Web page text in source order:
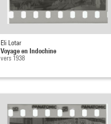
Eli Lotar
Voyage en Indochine
vers 1938